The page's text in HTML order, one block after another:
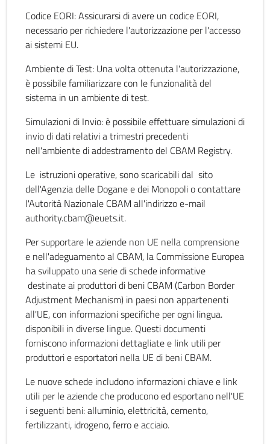
Codice EORI: Assicurarsi di avere un codice EORI,
necessario per richiedere l'autorizzazione per l'accesso
ai sistemi EU.
Ambiente di Test: Una volta ottenuta l'autorizzazione,
è possibile familiarizzare con le funzionalità del
sistema in un ambiente di test.
Simulazioni di Invio: è possibile effettuare simulazioni di
invio di dati relativi a trimestri precedenti
nell'ambiente di addestramento del CBAM Registry.
Le istruzioni operative, sono scaricabili dal sito
dell'Agenzia delle Dogane e dei Monopoli o contattare
l'Autorità Nazionale CBAM all'indirizzo e-mail
authority.cbam@euets.it.
Per supportare le aziende non UE nella comprensione
e nell'adeguamento al CBAM, la Commissione Europea
ha sviluppato una serie di schede informative
destinate ai produttori di beni CBAM (Carbon Border
Adjustment Mechanism) in paesi non appartenenti
all'UE, con informazioni specifiche per ogni lingua.
disponibili in diverse lingue. Questi documenti
forniscono informazioni dettagliate e link utili per
produttori e esportatori nella UE di beni CBAM.
Le nuove schede includono informazioni chiave e link
utili per le aziende che producono ed esportano nell'UE
i seguenti beni: alluminio, elettricità, cemento,
fertilizzanti, idrogeno, ferro e acciaio.